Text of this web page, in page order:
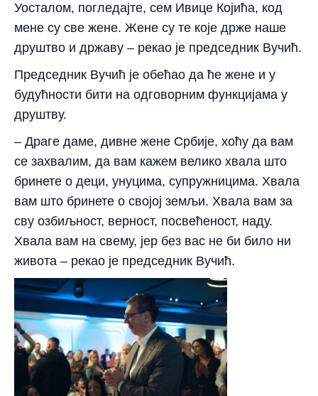
Уосталом, погледајте, сем Ивице Којића, код
мене су све жене. Жене су те које држе наше
друштво и државу – рекао је председник Вучић.
Председник Вучић је обећао да ће жене и у
будућности бити на одговорним функцијама у
друштву.
– Драге даме, дивне жене Србије, хоћу да вам
се захвалим, да вам кажем велико хвала што
бринете о деци, унуцима, супружницима. Хвала
вам што бринете о својој земљи. Хвала вам за
сву озбиљност, верност, посвећеност, наду.
Хвала вам на свему, јер без вас не би било ни
живота – рекао је председник Вучић.